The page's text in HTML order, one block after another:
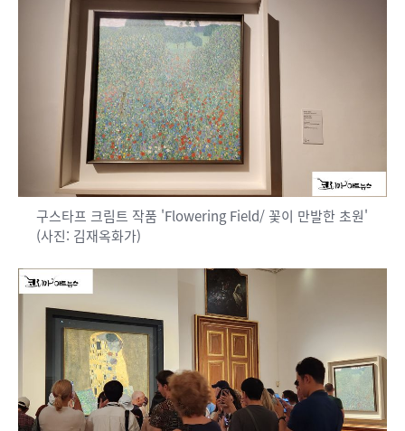
구스타프 크림트 작품 'Flowering Field/ 꽃이 만발한 초원'
(사진: 김재옥화가)